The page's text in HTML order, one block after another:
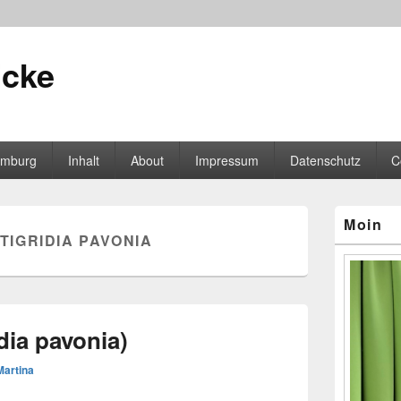
Inhalt About Impressum Datenschutz
TIGRIDIA PAVONIA
pavonia)
Seitenleisten-
Moin